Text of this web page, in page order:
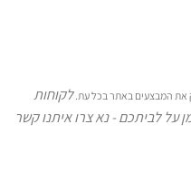
את המבצעים באתר בכל עת.לקוחות
על לביתכם - נא צרו איתנו קשר